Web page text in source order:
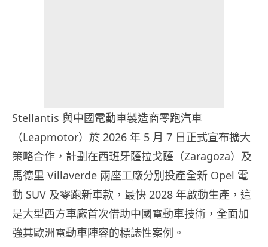
Stellantis 與中國電動車製造商零跑汽車
（Leapmotor）於 2026 年 5 月 7 日正式宣布擴大
策略合作，計劃在西班牙薩拉戈薩（Zaragoza）及
馬德里 Villaverde 兩座工廠分別投產全新 Opel 電
動 SUV 及零跑新車款，最快 2028 年啟動生產，這
是大型西方車廠首次借助中國電動車技術，全面加
強其歐洲電動車陣容的標誌性案例。